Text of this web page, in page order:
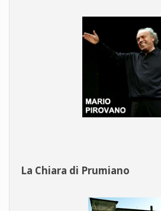
La Chiara di Prumiano